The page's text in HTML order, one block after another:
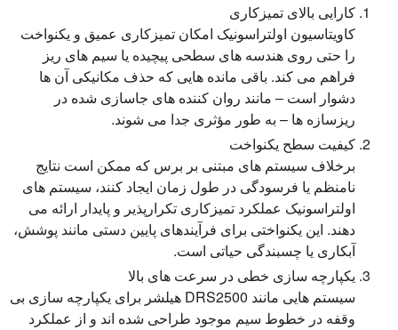
کارایی بالای تمیزکاری
کاویتاسیون اولتراسونیک امکان تمیزکاری عمیق و یکنواخت
را حتی روی هندسه های سطحی پیچیده یا سیم های ریز
فراهم می کند. باقی مانده هایی که حذف مکانیکی آن ها
دشوار است – مانند روان کننده های جاسازی شده در
ریزسازه ها – به طور مؤثری جدا می شوند.
کیفیت سطح یکنواخت
برخلاف سیستم های مبتنی بر برس که ممکن است نتایج
نامنظم یا فرسودگی در طول زمان ایجاد کنند، سیستم های
اولتراسونیک عملکرد تمیزکاری تکرارپذیر و پایدار ارائه می
دهند. این یکنواختی برای فرآیندهای پایین دستی مانند پوشش،
آبکاری یا چسبندگی حیاتی است.
یکپارچه سازی خطی در سرعت های بالا
سیستم هایی مانند DRS2500 هیلشر برای یکپارچه سازی بی
وقفه در خطوط سیم موجود طراحی شده اند و از عملکرد